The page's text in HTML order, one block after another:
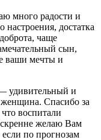
много радости и
настроения, достатка
чаще
сын,
ваши мечты и
удивительный и
Спасибо за
воспитали
желаю Вам
по прогнозам